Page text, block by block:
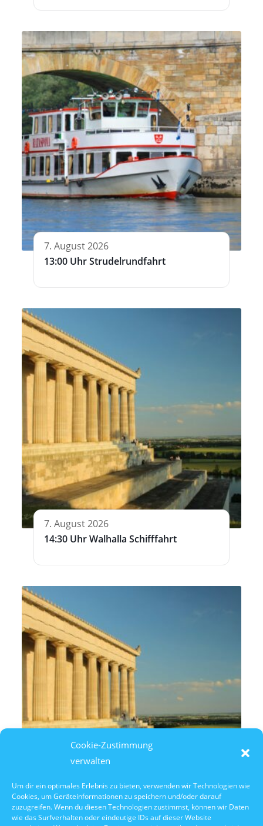
Cookie-Zustimmung
verwalten
Um dir ein optimales Erlebnis zu bieten, verwenden wir Technologien wie
Cookies, um Geräteinformationen zu speichern und/oder darauf
zuzugreifen. Wenn du diesen Technologien zustimmst, können wir Daten
wie das Surfverhalten oder eindeutige IDs auf dieser Website
7. August 2026
13:00 Uhr Strudelrundfahrt
7. August 2026
14:30 Uhr Walhalla Schifffahrt
10. Oktober 2026
10:30 Uhr Walhalla Schifffahrt